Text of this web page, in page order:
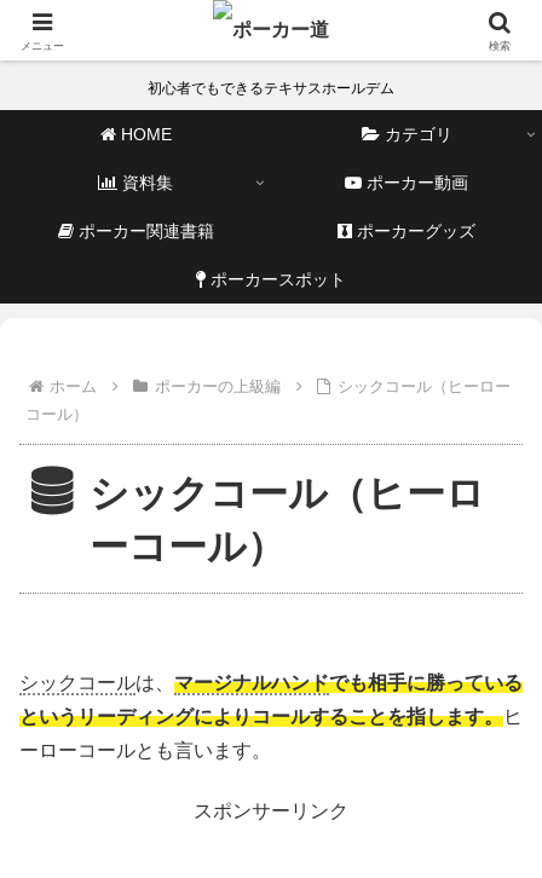
初心者でもできるテキサスホールデム
HOME カテゴリ
資料集 ポーカー動画
ポーカー関連書籍 ポーカーグッズ
ポーカースポット
ホーム ポーカーの上級編
シックコール（ヒーロー
コール）
シックコール（ヒーロ
ーコール）
シックコールは、 マージナルハンドでも相手に勝っている
というリーディングによりコールすることを指します。ヒ
ーローコールとも言います。
スポンサーリンク
メニュー 検索